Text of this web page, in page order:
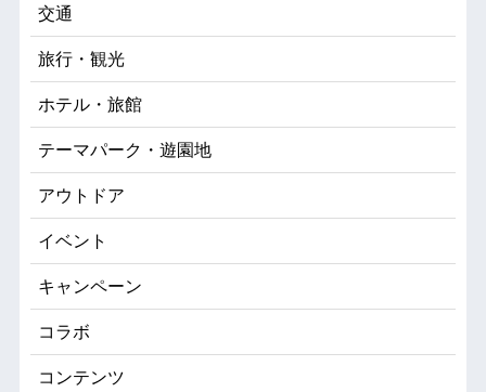
交通
旅行・観光
ホテル・旅館
テーマパーク・遊園地
アウトドア
イベント
キャンペーン
コラボ
コンテンツ